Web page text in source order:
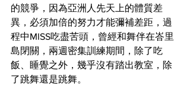
的競爭，因為亞洲人先天上的體質差
異，必須加倍的努力才能彌補差距，過
程中MISS吃盡苦頭，曾經和舞伴在峇里
島閉關，兩週密集訓練期間，除了吃
飯、睡覺之外，幾乎沒有踏出教室，除
了跳舞還是跳舞。